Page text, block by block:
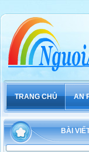
TRANG CHỦ AN
BÀI